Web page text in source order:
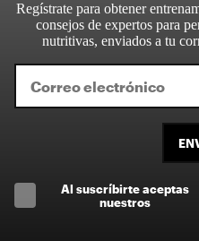
Regístrate para obtener
consejos de expertos para
nutritivas, enviados a tu
Al suscríbirte aceptas
nuestros